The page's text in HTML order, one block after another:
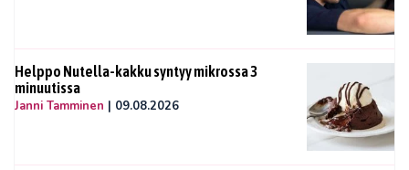
Helppo Nutella-kakku syntyy mikrossa 3
minuutissa
Janni Tamminen | 09.08.2026